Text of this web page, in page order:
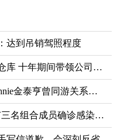
达到吊销驾照程度
全智贤合约到期离开老东家文化仓库 十年期间带领公司壮大
韩博主曝权志龙出国期间被甩 Jennie金泰亨曾同游关系暧昧
TWICE名井南感染新冠 昨日已有三名组合成员确诊感染新冠